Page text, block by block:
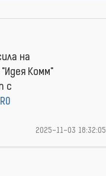
на
Комм"
с
2025-11-03 18:32:05